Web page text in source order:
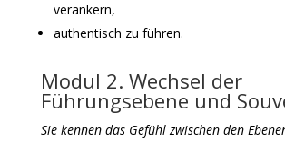
verankern,
authentisch zu führen.
Modul 2. Wechsel der
Führungsebene und
Sie kennen das Gefühl zwischen den